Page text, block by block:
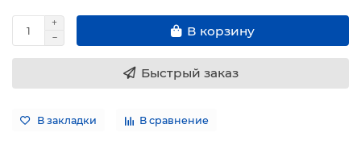
В корзину
Быстрый заказ
В закладки В сравнение